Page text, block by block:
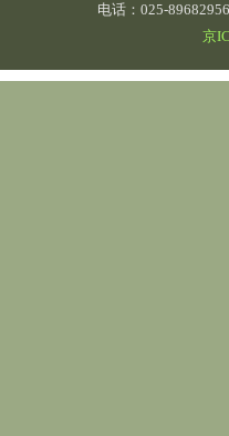
电话：025-
京